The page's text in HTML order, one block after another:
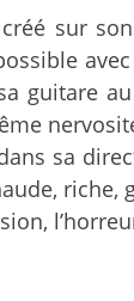
sur
guitare
sa